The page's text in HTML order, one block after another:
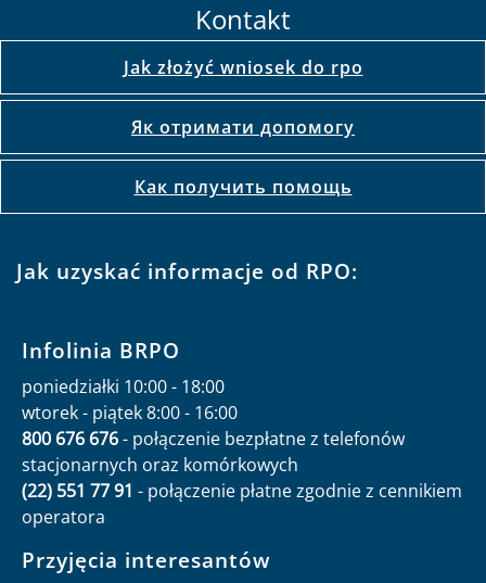
Kontakt
Jak złożyć wniosek do rpo
Як отримати допомогу
Как получить помощь
Jak uzyskać informacje od RPO:
Infolinia BRPO
poniedziałki 10:00 - 18:00
wtorek - piątek 8:00 - 16:00
800 676 676- połączenie bezpłatne z telefonów
stacjonarnych oraz komórkowych
(22) 551 77 91 - połączenie płatne zgodnie z cennikiem
operatora
Przyjęcia interesantów